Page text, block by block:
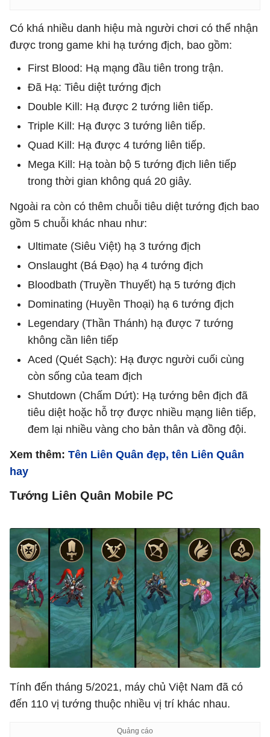
Có khá nhiều danh hiệu mà người chơi có thể nhận
được trong game khi hạ tướng địch, bao gồm:
First Blood: Hạ mạng đầu tiên trong trận.
Đã Hạ: Tiêu diệt tướng địch
Double Kill: Hạ được 2 tướng liên tiếp.
Triple Kill: Hạ được 3 tướng liên tiếp.
Quad Kill: Hạ được 4 tướng liên tiếp.
Mega Kill: Hạ toàn bộ 5 tướng địch liên tiếp
trong thời gian không quá 20 giây.
Ngoài ra còn có thêm chuỗi tiêu diệt tướng địch bao
gồm 5 chuỗi khác nhau như:
Ultimate (Siêu Việt) hạ 3 tướng địch
Onslaught (Bá Đạo) hạ 4 tướng địch
Bloodbath (Truyền Thuyết) hạ 5 tướng địch
Dominating (Huyền Thoại) hạ 6 tướng địch
Legendary (Thần Thánh) hạ được 7 tướng
không cần liên tiếp
Aced (Quét Sạch): Hạ được người cuối cùng
còn sống của team địch
Shutdown (Chấm Dứt): Hạ tướng bên địch đã
tiêu diệt hoặc hỗ trợ được nhiều mạng liên tiếp,
đem lại nhiều vàng cho bản thân và đồng đội.
Xem thêm: Tên Liên Quân đẹp, tên Liên Quân
hay
Tướng Liên Quân Mobile PC
Tính đến tháng 5/2021, máy chủ Việt Nam đã có
đến 110 vị tướng thuộc nhiều vị trí khác nhau.